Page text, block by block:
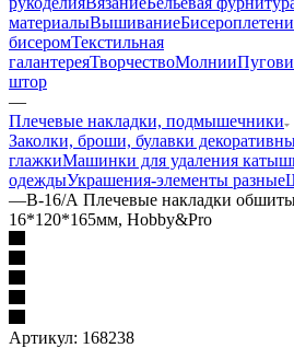
материалыВышивание
бисеромТекстильная
галантереяТворчествоМолнии
штор
—
Плечевые накладки, подмышечники
Заколки, броши, булавки
глажкиМашинки для удаления
одеждыУкрашения-элементы разные
—В-16/А Плечевые накладки
16*120*165мм, Hobby&Pro
Артикул: 168238